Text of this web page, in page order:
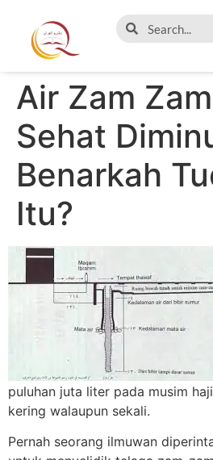
Air Zam
Sehat
Benarkah
Itu?
puluhan juta liter pada musim
kering walaupun sekali.
Pernah seorang ilmuwan